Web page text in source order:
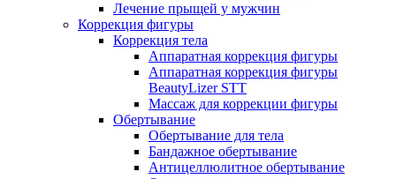
Лечение прыщей у мужчин
Коррекция фигуры
Коррекция тела
Аппаратная коррекция фигуры
Аппаратная коррекция фигуры
BeautyLizer STT
Массаж для коррекции фигуры
Обертывание
Обертывание для тела
Бандажное обертывание
Антицеллюлитное обертывание